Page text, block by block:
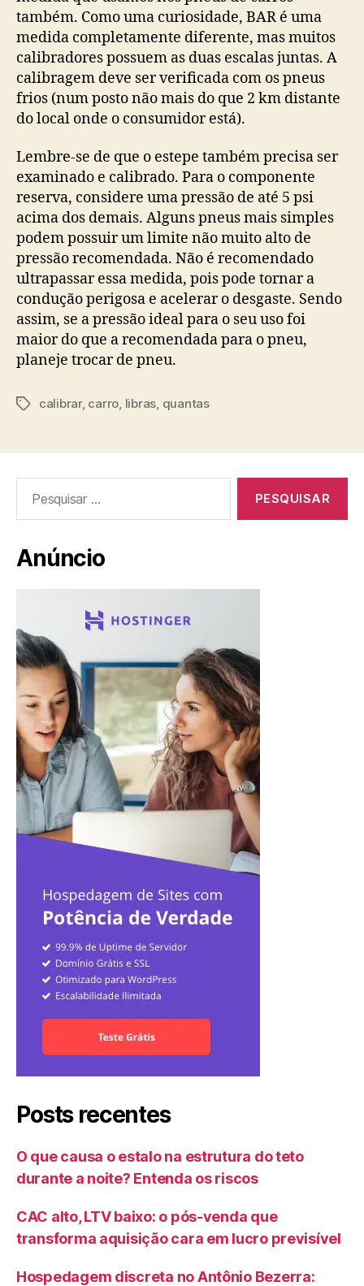
também. Como uma curiosidade, BAR é uma
medida completamente diferente, mas muitos
calibradores possuem as duas escalas juntas. A
calibragem deve ser verificada com os pneus
frios (num posto não mais do que 2 km distante
do local onde o consumidor está).
Lembre-se de que o estepe também precisa ser
examinado e calibrado. Para o componente
reserva, considere uma pressão de até 5 psi
acima dos demais. Alguns pneus mais simples
podem possuir um limite não muito alto de
pressão recomendada. Não é recomendado
ultrapassar essa medida, pois pode tornar a
condução perigosa e acelerar o desgaste. Sendo
assim, se a pressão ideal para o seu uso foi
maior do que a recomendada para o pneu,
planeje trocar de pneu.
Tagscalibrar, carro, libras, quantas
por:
Anúncio
Posts recentes
O que causa o estalo na estrutura do teto
durante a noite? Entenda os riscos
CAC alto, LTV baixo: o pós-venda que
transforma aquisição cara em lucro previsível
Hospedagem discreta no Antônio Bezerra: